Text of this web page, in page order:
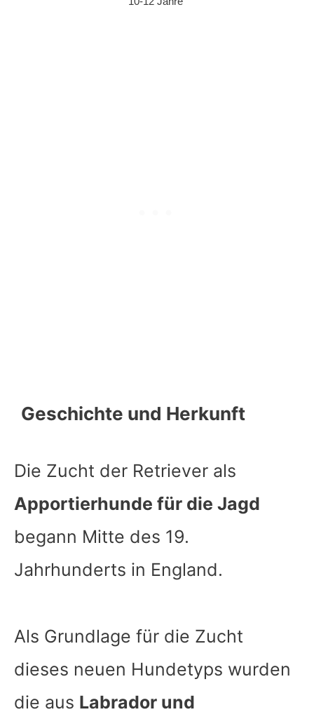
Geschichte und Herkunft
Die Zucht der Retriever als
Apportierhunde für die Jagd
begann Mitte des 19.
Jahrhunderts in England.
Als Grundlage für die Zucht
dieses neuen Hundetyps wurden
die aus Labrador und